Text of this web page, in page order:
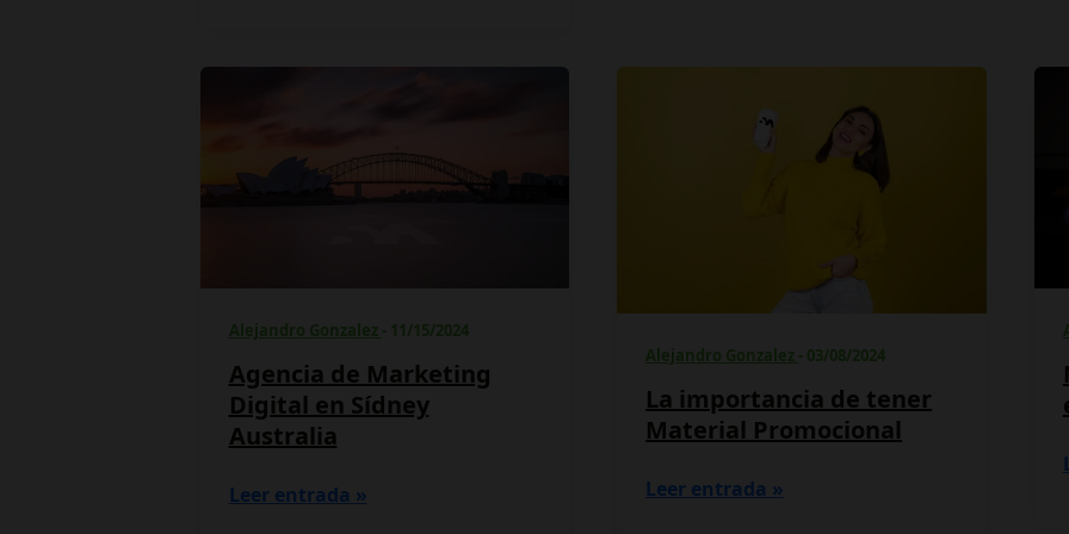
Alejandro Gonzalez - 11/15/2024
Agencia de Marketing
Digital en Sídney
Australia
Leer entrada »
Alejandro Gonzalez - 03/08/2024
La importancia de tener
Material Promocional
Leer entrada »